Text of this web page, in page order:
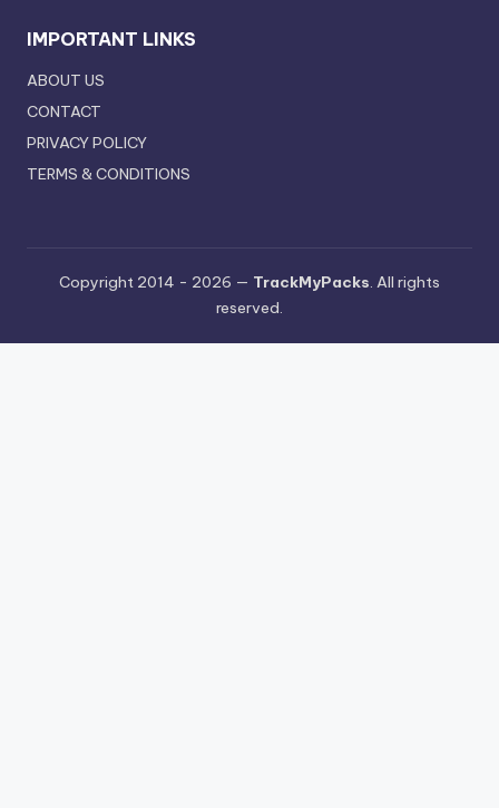
IMPORTANT LINKS
ABOUT US
CONTACT
PRIVACY POLICY
TERMS & CONDITIONS
Copyright 2014 - 2026 — TrackMyPacks. All rights
reserved.